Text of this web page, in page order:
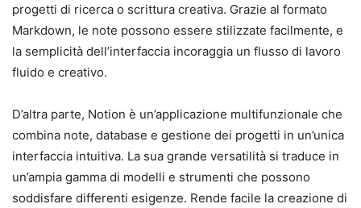
progetti di ricerca o scrittura creativa. Grazie al formato
Markdown, le note possono essere stilizzate facilmente, e
la semplicità dell’interfaccia incoraggia un flusso di lavoro
fluido e creativo.
D’altra parte, Notion è un’applicazione multifunzionale che
combina note, database e gestione dei progetti in un’unica
interfaccia intuitiva. La sua grande versatilità si traduce in
un’ampia gamma di modelli e strumenti che possono
soddisfare differenti esigenze. Rende facile la creazione di